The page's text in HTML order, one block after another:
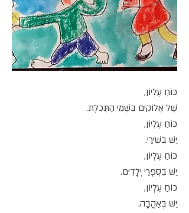
כּוֹחַ עֶלְיוֹן,
שֶׁל אֱלוֹקִים בִּשְׁמֵי הַתְּכֵלֶת.
כּוֹחַ עֶלְיוֹן,
יֵשׁ בְּשִׁירַי.
כּוֹחַ עֶלְיוֹן,
יֵשׁ בִּסְפְּרֵי יְלָדִים.
כּוֹחַ עֶלְיוֹן,
יֵשׁ בְּאַהֲבָה.